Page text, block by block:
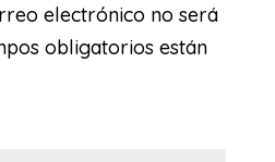
electrónico no será
obligatorios están